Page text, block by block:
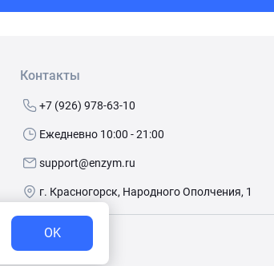
OK
Контакты
+7 (926) 978-63-10
Ежедневно 10:00 - 21:00
support@enzym.ru
г. Красногорск, Народного Ополчения, 1